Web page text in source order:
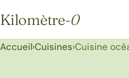
Kilomètre-0
Kilomètre-0
Accueil›Cuisines›Cuisine